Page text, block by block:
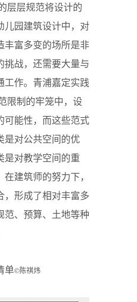
层层规范将设计的
儿园建筑设计中，对
丰富多变的场所是非
挑战，还需要大量与
工作。青浦嘉定实践
限制的牢笼中，设
可能性，而这些范式
对公共空间的优
是对教学空间的重
建筑师的努力下，
，形成了相对丰富多
范、预算、土地等种
单©陈祺炜